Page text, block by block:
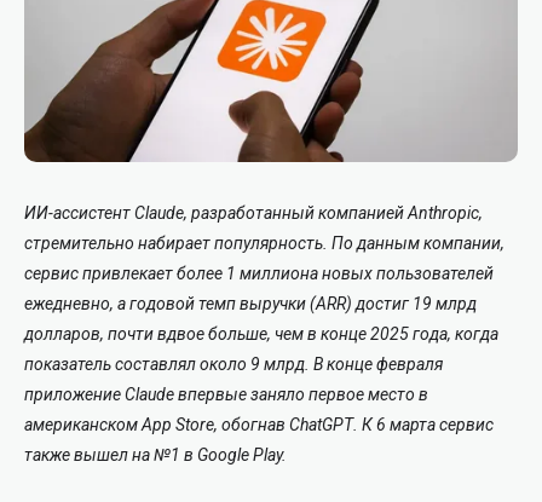
ИИ-ассистентClaude, разработанный компаниейAnthropic,
стремительно набирает популярность. По данным компании,
сервис привлекает более 1 миллиона новых пользователей
ежедневно, а годовой темп выручки (ARR) достиг 19 млрд
долларов, почти вдвое больше, чем в конце 2025 года, когда
показатель составлял около 9 млрд. В конце февраля
приложение Claude впервые заняло первое место в
американском App Store, обогнав ChatGPT. К 6 марта сервис
также вышел на №1 в Google Play.